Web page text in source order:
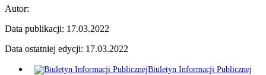
Autor:
Data publikacji: 17.03.2022
Data ostatniej edycji: 17.03.2022
Biuletyn Informacji Publicznej